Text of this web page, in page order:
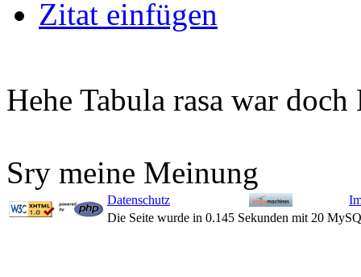
Zitat einfügen
Hehe Tabula rasa war
Sry meine Meinung
Datenschutz
Die Seite wurde in 0.145 Sekunden mit 20